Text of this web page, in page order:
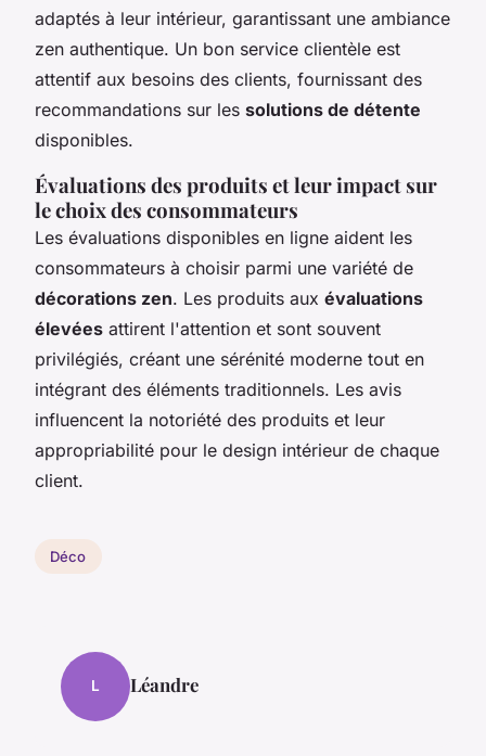
adaptés à leur intérieur, garantissant une ambiance
zen authentique. Un bon service clientèle est
attentif aux besoins des clients, fournissant des
recommandations sur les solutions de détente
disponibles.
Évaluations des produits et leur impact sur
le choix des consommateurs
Les évaluations disponibles en ligne aident les
consommateurs à choisir parmi une variété de
décorations zen. Les produits aux évaluations
élevées attirent l'attention et sont souvent
privilégiés, créant une sérénité moderne tout en
intégrant des éléments traditionnels. Les avis
influencent la notoriété des produits et leur
appropriabilité pour le design intérieur de chaque
client.
Déco
L Léandre